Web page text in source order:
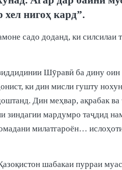
нигоҳ кард”.
садо доданд, ки
Шӯравӣ ба дину
ки дин мисли гушту
Дин меҳвар, ақрабак
зиндагии мардумро таҷдид
милатгароён…
шабакаи пурраи